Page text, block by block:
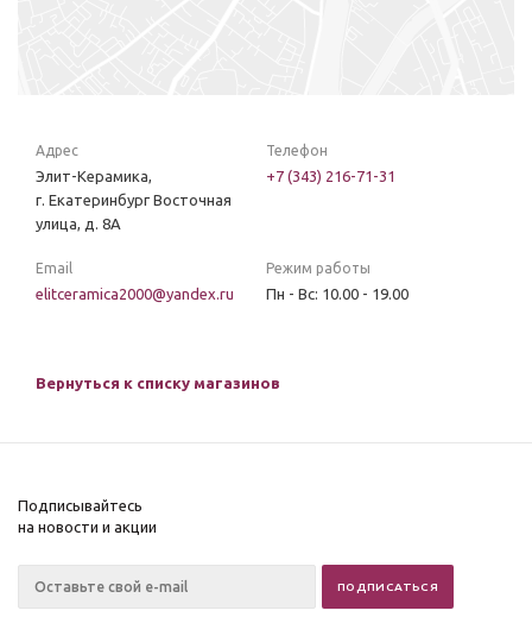
Адрес
Элит-Керамика,
г. Екатеринбург Восточная
улица, д. 8А
Телефон
+7 (343) 216-71-31
Email
elitceramica2000@yandex.ru
Режим работы
Пн - Вс: 10.00 - 19.00
Вернуться к списку магазинов
Подписывайтесь
на новости и акции